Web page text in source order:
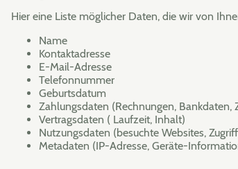
Hier eine Liste möglicher Daten, die wir von
Name
Kontaktadresse
E-Mail-Adresse
Telefonnummer
Geburtsdatum
Zahlungsdaten (Rechnungen, Bankdaten,
Vertragsdaten ( Laufzeit, Inhalt)
Nutzungsdaten (besuchte Websites,
Metadaten (IP-Adresse, Geräte-